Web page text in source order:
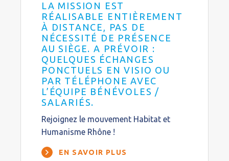
LA MISSION EST
RÉALISABLE ENTIÈREMENT
À DISTANCE, PAS DE
NÉCESSITÉ DE PRÉSENCE
AU SIÈGE. A PRÉVOIR :
QUELQUES ÉCHANGES
PONCTUELS EN VISIO OU
PAR TÉLÉPHONE AVEC
L’ÉQUIPE BÉNÉVOLES /
SALARIÉS.
Rejoignez le mouvement Habitat et
Humanisme Rhône !
EN SAVOIR PLUS